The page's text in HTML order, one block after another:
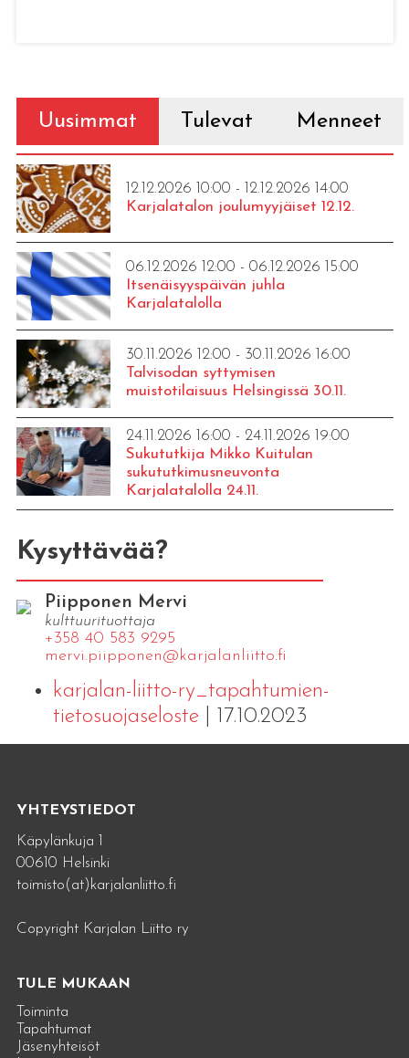
Uusimmat Tulevat Menneet
12.12.2026 10:00 - 12.12.2026 14:00
Karjalatalon joulumyyjäiset 12.12.
06.12.2026 12:00 - 06.12.2026 15:00
Itsenäisyyspäivän juhla
Karjalatalolla
30.11.2026 12:00 - 30.11.2026 16:00
Talvisodan syttymisen
muistotilaisuus Helsingissä 30.11.
24.11.2026 16:00 - 24.11.2026 19:00
Sukututkija Mikko Kuitulan
sukututkimusneuvonta
Karjalatalolla 24.11.
Kysyttävää?
Piipponen Mervi
kulttuurituottaja
+358 40 583 9295
mervi.​piipponen@​kar​jala​nlii​tto.​fi
karjalan-liitto-ry_tapahtumien-
tietosuojaseloste| 17.10.2023
YHTEYSTIEDOT
Käpylänkuja 1
00610 Helsinki
toimisto(at)karjalanliitto.fi
Copyright Karjalan Liitto ry
TULE MUKAAN
Toiminta
Tapahtumat
Jäsenyhteisöt